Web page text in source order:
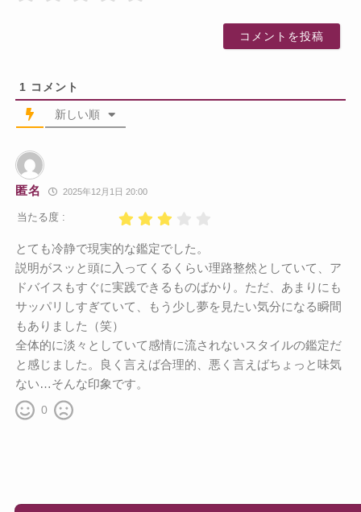
1 コメント
新しい順
匿名 2025年12月1日 20:00
当たる度 :
とても冷静で現実的な鑑定でした。
説明がスッと頭に入ってくるくらい理路整然としていて、ア
ドバイスもすぐに実践できるものばかり。ただ、あまりにも
サッパリしすぎていて、もう少し夢を見たい気分になる瞬間
もありました（笑）
全体的に淡々としていて感情に流されないスタイルの鑑定だ
と感じました。良く言えば合理的、悪く言えばちょっと味気
ない…そんな印象です。
0